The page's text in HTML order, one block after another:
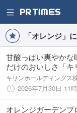
「オレンジ」
甘酸っぱい爽やか
だけのおいしさ「
ンジスパークリング
キリンホールディングス
2026年7月30日 11
オレンジガーデン